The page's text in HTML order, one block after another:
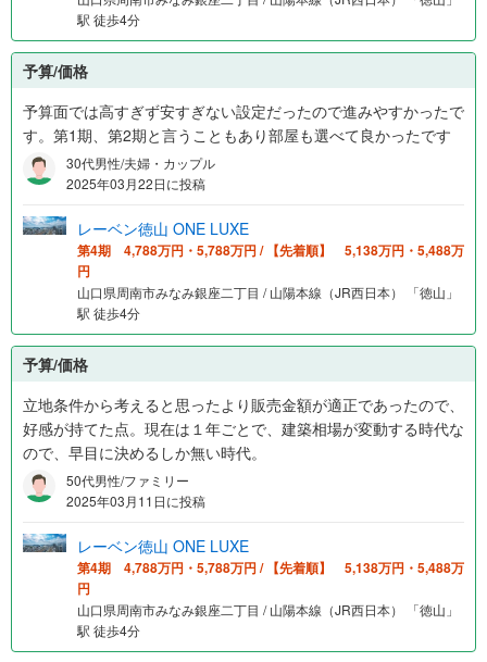
駅 徒歩4分
予算/価格
予算面では高すぎず安すぎない設定だったので進みやすかったで
す。第1期、第2期と言うこともあり部屋も選べて良かったです
30代男性/夫婦・カップル
2025年03月22日に投稿
レーベン徳山 ONE LUXE
第4期 4,788万円・5,788万円 / 【先着順】 5,138万円・5,488万
円
山口県周南市みなみ銀座二丁目 / 山陽本線（JR西日本） 「徳山」
駅 徒歩4分
予算/価格
立地条件から考えると思ったより販売金額が適正であったので、
好感が持てた点。現在は１年ごとで、建築相場が変動する時代な
ので、早目に決めるしか無い時代。
50代男性/ファミリー
2025年03月11日に投稿
レーベン徳山 ONE LUXE
第4期 4,788万円・5,788万円 / 【先着順】 5,138万円・5,488万
円
山口県周南市みなみ銀座二丁目 / 山陽本線（JR西日本） 「徳山」
駅 徒歩4分